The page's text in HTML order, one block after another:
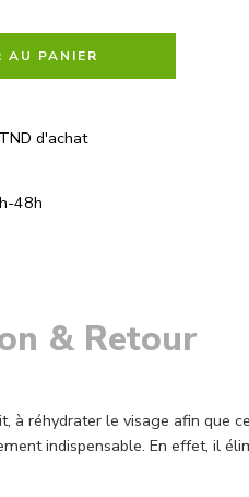
AU PANIER
d'achat
48h
& Retour
réhydrater le visage afin que
indispensable. En effet, il